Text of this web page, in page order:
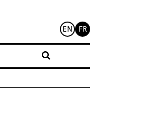
EN FR